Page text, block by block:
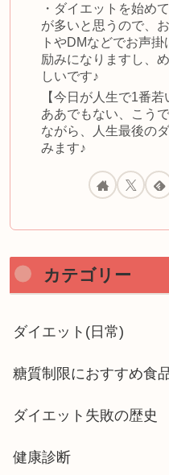
・ダイエットを始め
が多いと思うので、
トやDMなどでお声掛
励みになりますし、
しいです♪
【今日が人生で1番若
ああでもない、こう
ながら、人生最後の
みます♪
カテゴリー
ダイエット(日常)
糖質制限におすすめ食
ダイエット失敗の歴史
健康診断